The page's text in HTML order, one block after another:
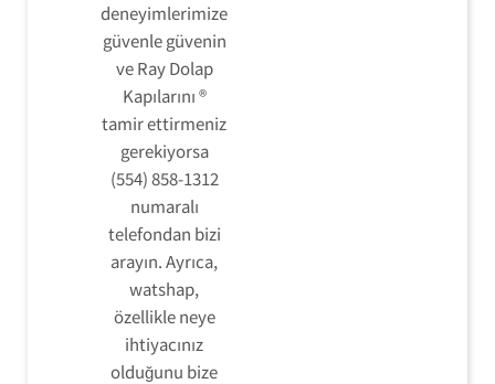
deneyimlerimize
güvenle güvenin
ve Ray Dolap
Kapılarını ®
tamir ettirmeniz
gerekiyorsa
(554) 858-1312
numaralı
telefondan bizi
arayın. Ayrıca,
watshap,
özellikle neye
ihtiyacınız
olduğunu bize